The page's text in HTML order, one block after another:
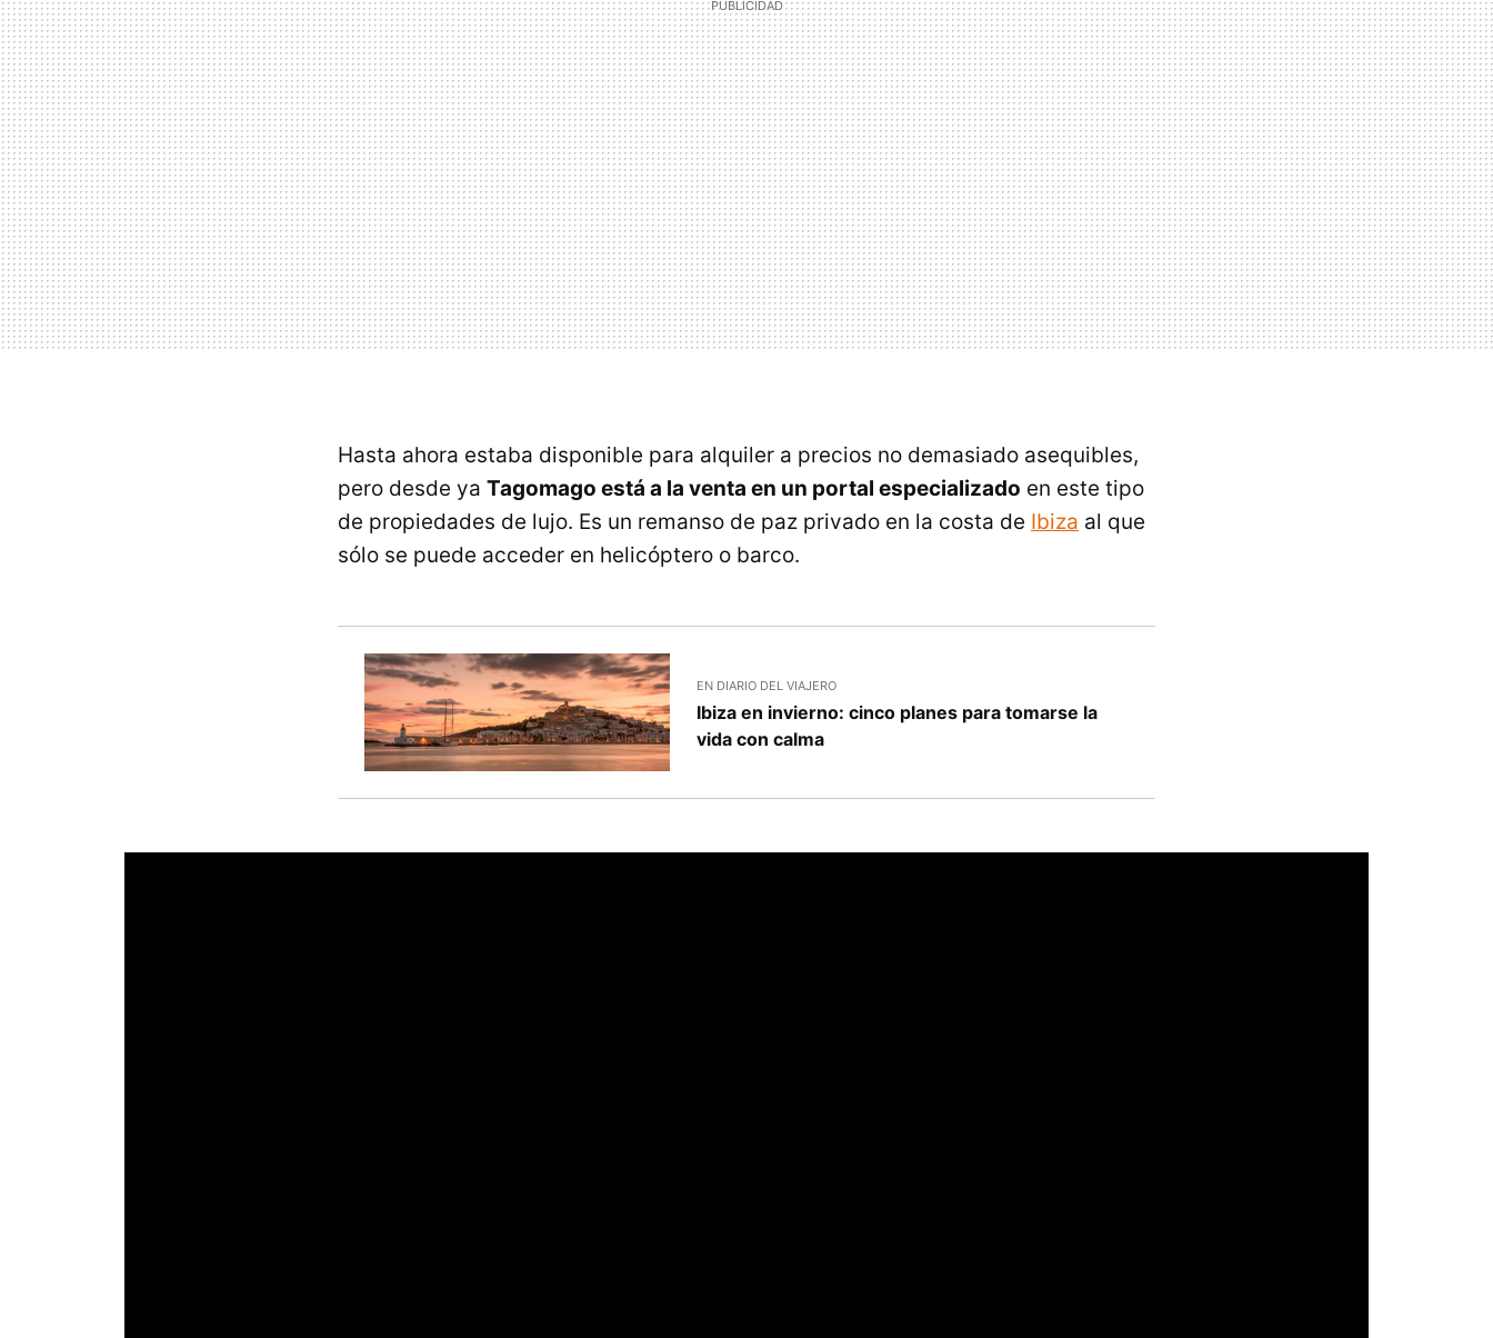
Hasta ahora estaba disponible para alquiler a precios no demasiado asequibles,
pero desde ya Tagomago está a la venta en un portal especializado en este tipo
de propiedades de lujo. Es un remanso de paz privado en la costa de Ibiza al que
sólo se puede acceder en helicóptero o barco.
EN DIARIO DEL VIAJERO
Ibiza en invierno: cinco planes para tomarse la
vida con calma